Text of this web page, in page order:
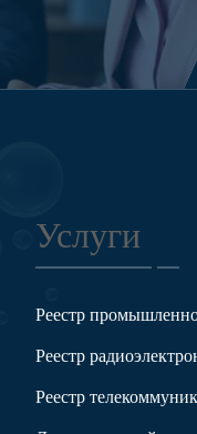
Услуги
Реестр
Реестр
Реестр